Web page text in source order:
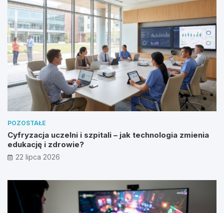
POZOSTAŁE
Cyfryzacja uczelni i szpitali – jak technologia zmienia
edukację i zdrowie?
22 lipca 2026